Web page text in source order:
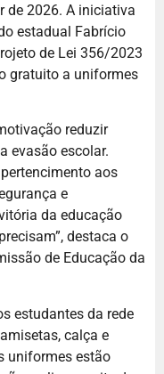
de 2026. A iniciativa
estadual Fabrício
de Lei 356/2023
gratuito a uniformes
reduzir
evasão escolar.
aos
e
da educação
destaca o
de Educação da
estudantes da rede
calça e
uniformes estão